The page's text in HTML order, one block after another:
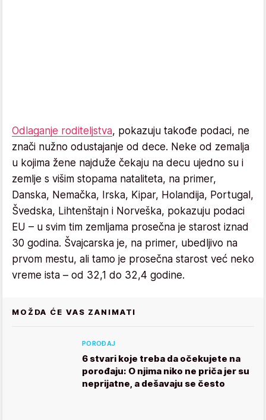
Odlaganje roditeljstva, pokazuju takođe podaci, ne
znači nužno odustajanje od dece. Neke od zemalja
u kojima žene najduže čekaju na decu ujedno su i
zemlje s višim stopama nataliteta, na primer,
Danska, Nemačka, Irska, Kipar, Holandija, Portugal,
Švedska, Lihtenštajn i Norveška, pokazuju podaci
EU – u svim tim zemljama prosečna je starost iznad
30 godina. Švajcarska je, na primer, ubedljivo na
prvom mestu, ali tamo je prosečna starost već neko
vreme ista – od 32,1 do 32,4 godine.
MOŽDA ĆE VAS ZANIMATI
POROĐAJ
6 stvari koje treba da očekujete na
porođaju: O njima niko ne priča jer su
neprijatne, a dešavaju se često